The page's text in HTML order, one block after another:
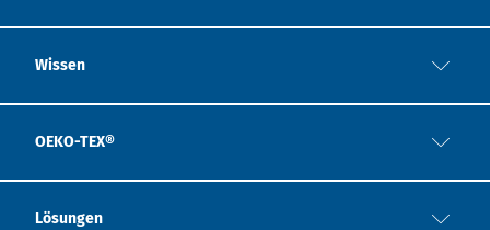
Wissen
OEKO-TEX®
Lösungen